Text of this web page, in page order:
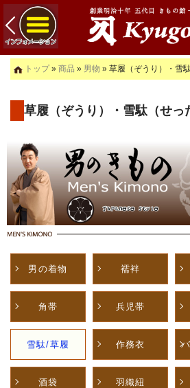
トップ» 商品 » 男物 » 草履（ぞうり）・雪
草履（ぞうり）・雪駄（せっ
男の着物 襦袢
角帯 兵児帯
雪駄/草履 作務衣
酒袋 羽織紐